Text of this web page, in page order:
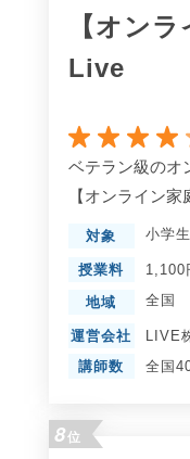
【オン
Live
ベテラン級のオ
【オンライン
対象 小学生
授業料 1,100
地域 全国
運営会社
LIVE
講師数
全国
8位